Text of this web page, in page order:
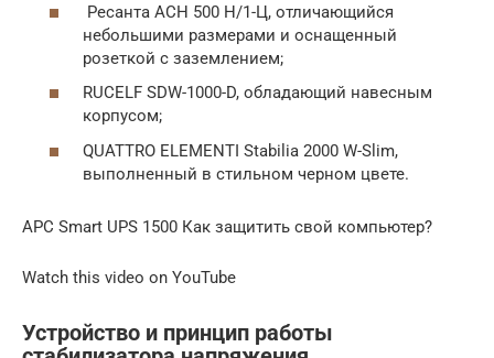
Ресанта АСН 500 Н/1-Ц, отличающийся
небольшими размерами и оснащенный
розеткой с заземлением;
RUCELF SDW-1000-D, обладающий навесным
корпусом;
QUATTRO ELEMENTI Stabilia 2000 W-Slim,
выполненный в стильном черном цвете.
APC Smart UPS 1500 Как защитить свой компьютер?
Watch this video on YouTube
Устройство и принцип работы